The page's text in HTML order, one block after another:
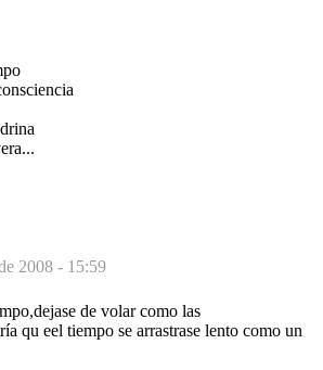
2008 - 15:59
de volar como las
qu eel tiempo se arrastrase lento como un